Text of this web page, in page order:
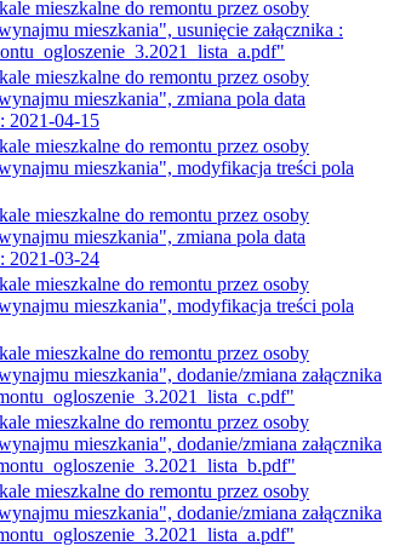
mieszkalne do remontu przez osoby
mieszkania", usunięcie załącznika :
mieszkalne do remontu przez osoby
mieszkania", zmiana pola data
2021-04-15
mieszkalne do remontu przez osoby
mieszkania", modyfikacja treści pola
mieszkalne do remontu przez osoby
mieszkania", zmiana pola data
2021-03-24
mieszkalne do remontu przez osoby
mieszkania", modyfikacja treści pola
mieszkalne do remontu przez osoby
mieszkania", dodanie/zmiana załącznika
mieszkalne do remontu przez osoby
mieszkania", dodanie/zmiana załącznika
mieszkalne do remontu przez osoby
mieszkania", dodanie/zmiana załącznika